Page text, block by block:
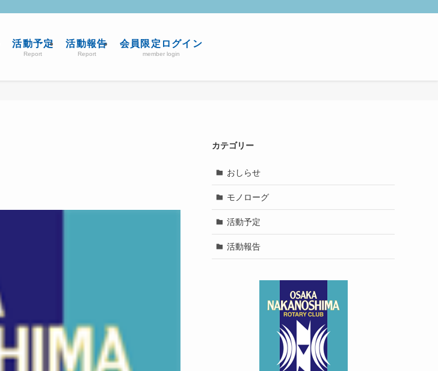
活動予定
Report
活動報告
Report
会員限定ログイン
member login
カテゴリー
おしらせ
モノローグ
活動予定
活動報告